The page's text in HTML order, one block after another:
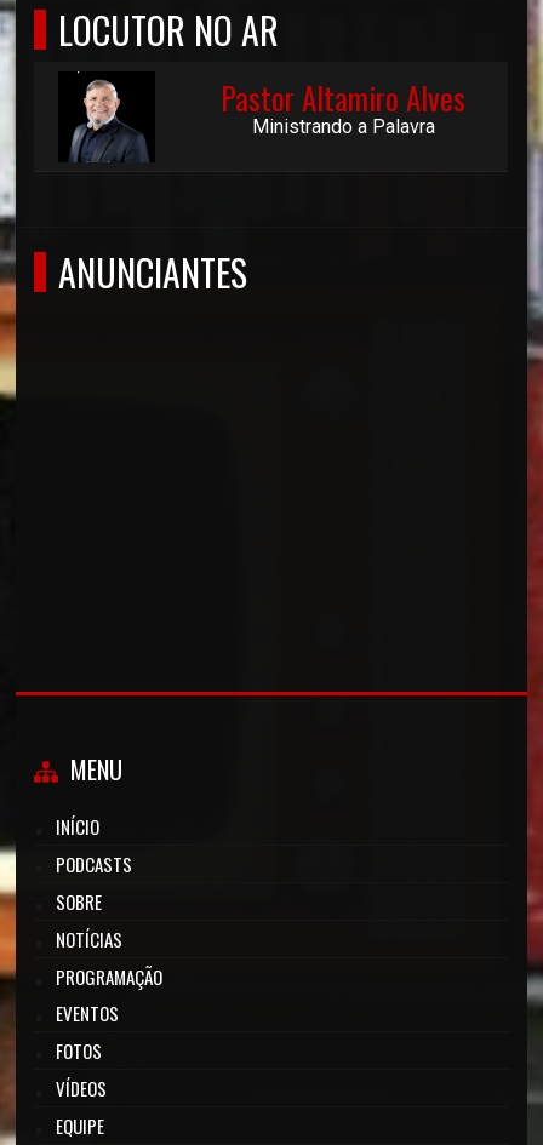
LOCUTOR NO AR
Pastor Altamiro Alves
Ministrando a Palavra
ANUNCIANTES
MENU
INÍCIO
PODCASTS
SOBRE
NOTÍCIAS
PROGRAMAÇÃO
EVENTOS
FOTOS
VÍDEOS
EQUIPE